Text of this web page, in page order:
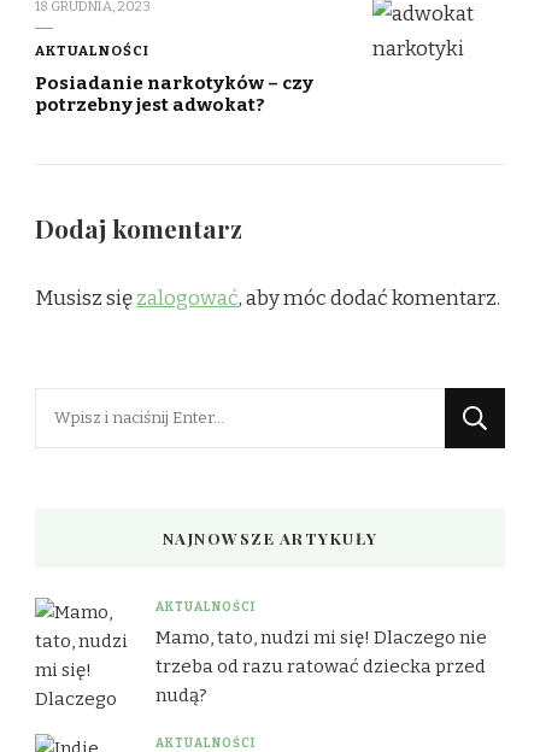
18 GRUDNIA, 2023
AKTUALNOŚCI
Posiadanie narkotyków – czy
potrzebny jest adwokat?
Dodaj komentarz
Musisz sięzalogować, aby móc dodać komentarz.
NAJNOWSZE ARTYKUŁY
AKTUALNOŚCI
Mamo, tato, nudzi mi się! Dlaczego nie
trzeba od razu ratować dziecka przed
nudą?
AKTUALNOŚCI